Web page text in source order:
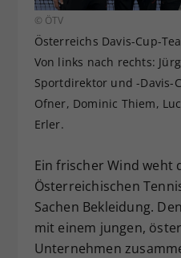
© ÖTV
Österreichs Davis-Cup-
Von links nach rechts:
Sportdirektor und -Davis-
Ofner, Dominic Thiem,
Erler.
Ein frischer Wind weht
Österreichischen
Sachen Bekleidung.
mit einem jungen,
Unternehmen
zufällig
historische
Webseiten-